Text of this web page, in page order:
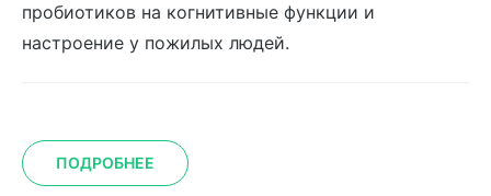
пробиотиков на когнитивные функции и
настроение у пожилых людей.
ПОДРОБНЕЕ